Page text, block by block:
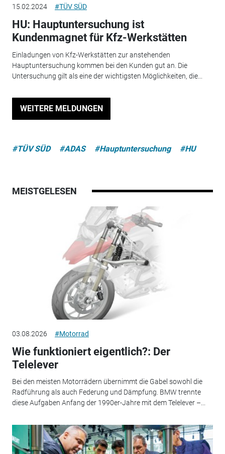
15.02.2024 #TÜV SÜD
HU: Hauptuntersuchung ist
Kundenmagnet für Kfz-Werkstätten
Einladungen von Kfz-Werkstätten zur anstehenden
Hauptuntersuchung kommen bei den Kunden gut an. Die
Untersuchung gilt als eine der wichtigsten Möglichkeiten, die...
WEITERE MELDUNGEN
#TÜV SÜD #ADAS #Hauptuntersuchung #HU
MEISTGELESEN
03.08.2026 #Motorrad
Wie funktioniert eigentlich?: Der
Telelever
Bei den meisten Motorrädern übernimmt die Gabel sowohl die
Radführung als auch Federung und Dämpfung. BMW trennte
diese Aufgaben Anfang der 1990er-Jahre mit dem Telelever –...